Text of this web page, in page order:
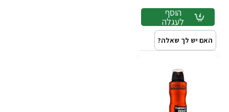
הוסף
לעגלה
האם יש לך שאלה?